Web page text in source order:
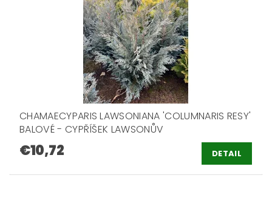
CHAMAECYPARIS LAWSONIANA 'COLUMNARIS RESY'
BALOVÉ - CYPŘÍŠEK LAWSONŮV
€10,72 DETAIL